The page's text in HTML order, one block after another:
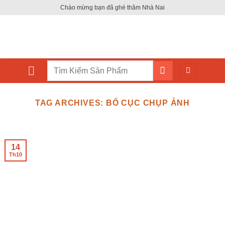
Chào mừng bạn đã ghé thăm Nhà Nai
Tìm
TAG ARCHIVES: BỐ CỤC CHỤP ẢNH
14
Th10